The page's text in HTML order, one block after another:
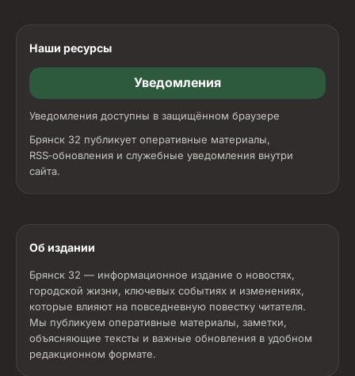
Наши ресурсы
Уведомления
Уведомления доступны в защищённом браузере
Брянск 32 публикует оперативные материалы,
RSS‑обновления и служебные уведомления внутри
сайта.
Об издании
Брянск 32 — информационное издание о новостях,
городской жизни, ключевых событиях и изменениях,
которые влияют на повседневную повестку читателя.
Мы публикуем оперативные материалы, заметки,
объясняющие тексты и важные обновления в удобном
редакционном формате.